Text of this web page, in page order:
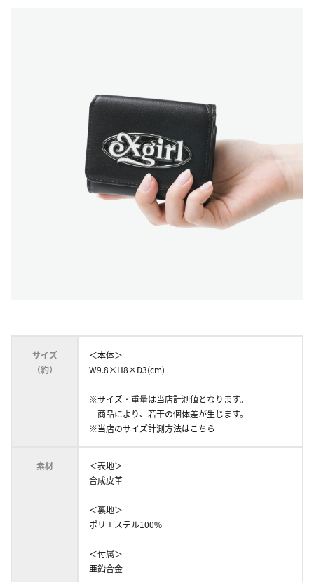
サイズ
（約）
＜本体＞
W9.8×H8×D3(cm)
※サイズ・重量は当店計測値となります。
商品により、若干の個体差が生じます。
※当店のサイズ計測方法はこちら
素材
＜表地＞
合成皮革
＜裏地＞
ポリエステル100%
＜付属＞
亜鉛合金